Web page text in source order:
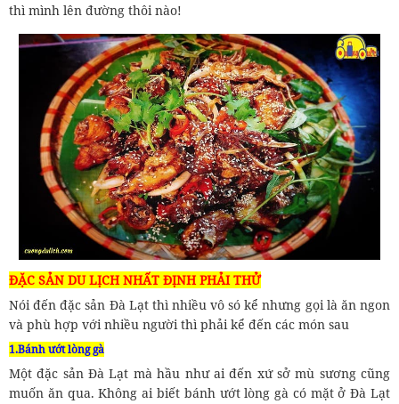
thì mình lên đường thôi nào!
ĐẶC SẢN DU LỊCH NHẤT ĐỊNH PHẢI THỬ
Nói đến đặc sản Đà Lạt thì nhiều vô só kể nhưng gọi là ăn ngon
và phù hợp với nhiều người thì phải kể đến các món sau
1.Bánh ướt lòng gà
Một đặc sản Đà Lạt mà hầu như ai đến xứ sở mù sương cũng
muốn ăn qua. Không ai biết bánh ướt lòng gà có mặt ở Đà Lạt